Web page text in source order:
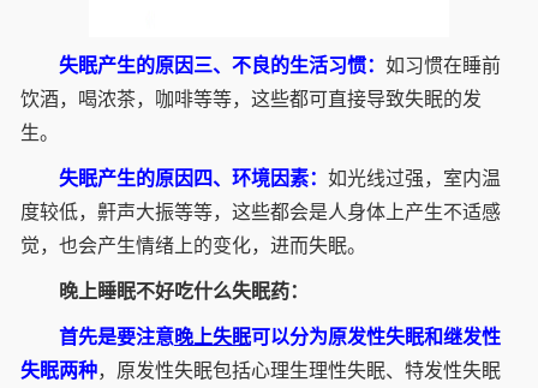
失眠产生的原因三、不良的生活习惯： 如习惯在睡前
饮酒，喝浓茶，咖啡等等，这些都可直接导致失眠的发
生。
失眠产生的原因四、环境因素： 如光线过强，室内温
度较低，鼾声大振等等，这些都会是人身体上产生不适感
觉，也会产生情绪上的变化，进而失眠。
晚上睡眠不好吃什么失眠药：
首先是要注意晚上失眠可以分为原发性失眠和继发性
失眠两种，原发性失眠包括心理生理性失眠、特发性失眠